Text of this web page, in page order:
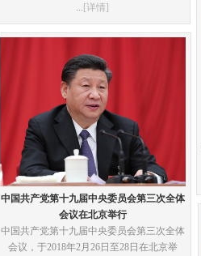
... [详情]
中国共产党第十九届中央委员会第三次全体
会议在北京举行
中国共产党第十九届中央委员会第三次全体
会议，于2018年2月26日至28日在北京举